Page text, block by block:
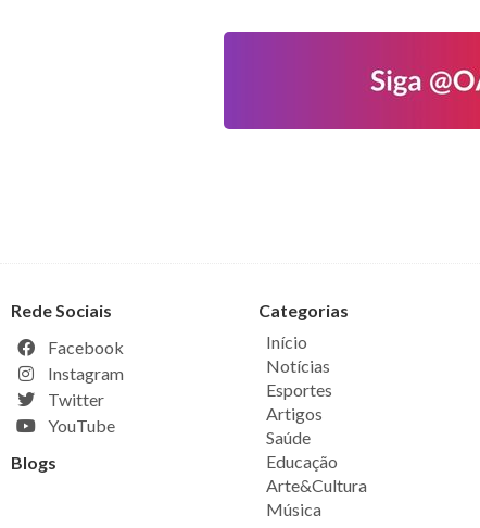
Rede Sociais
Facebook
Instagram
Twitter
YouTube
Blogs
Categorias
Início
Notícias
Esportes
Artigos
Saúde
Educação
Arte&Cultura
Música